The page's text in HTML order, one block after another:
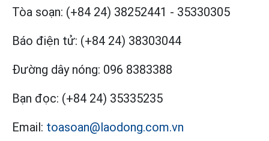
Tòa soạn: (+84 24) 38252441 - 35330305
Báo điện tử: (+84 24) 38303044
Đường dây nóng: 096 8383388
Bạn đọc: (+84 24) 35335235
Email: toasoan@laodong.com.vn